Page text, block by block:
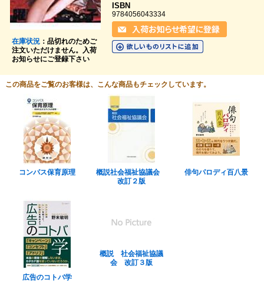
在庫状況：品切れのためご
注文いただけません。入荷
お知らせにご登録下さい
ISBN
9784056043334
この商品をご覧のお客様は、こんな商品もチェックしています。
コンパス保育原理
概説社会福祉協議会
改訂２版
俳句パロディ百八景
広告のコトバ学
概説 社会福祉協議
会 改訂３版